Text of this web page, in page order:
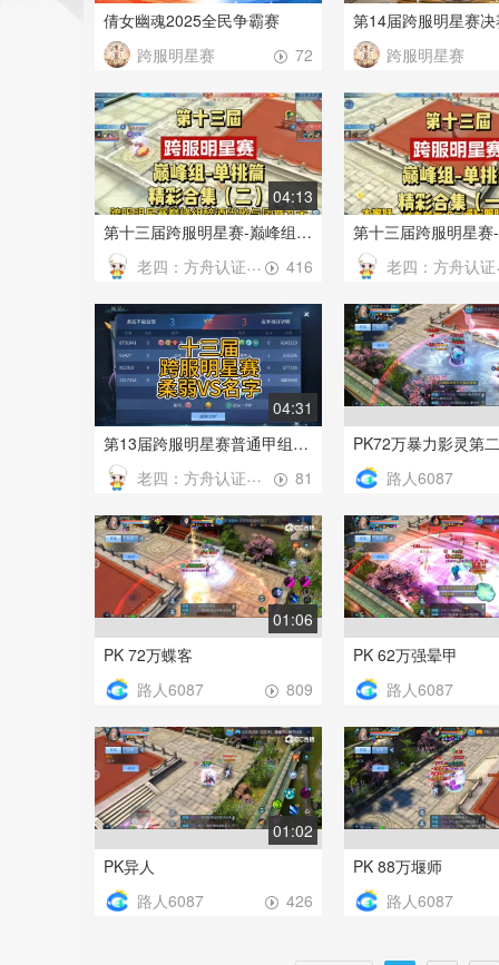
倩女幽魂2025全民争霸赛
72
跨服明星赛
第14届跨服明星赛
跨服明星赛
04:13
第十三届跨服明星赛-巅峰组单人1v1精彩对决合集 (2)
416
老四：方舟认证强化帝 老四：方舟认证强化帝
04:31
第13届跨服明星赛普通甲组比赛2
81
老四：方舟认证强化帝
PK72万暴力影灵第
路人6087
01:06
PK 72万蝶客
809
路人6087
PK 62万强晕甲
路人6087
01:02
PK异人
426
路人6087
PK 88万堰师
路人6087